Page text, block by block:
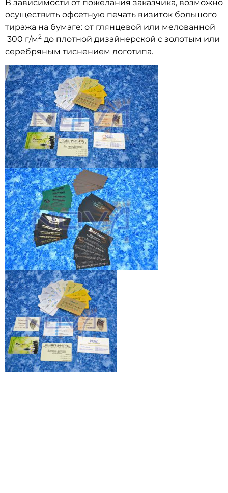
В зависимости от пожелания заказчика, возможно
осуществить офсетную печать визиток большого
тиража на бумаге: от глянцевой или мелованной
300 г/м2 до плотной дизайнерской с золотым или
серебряным тиснением логотипа.